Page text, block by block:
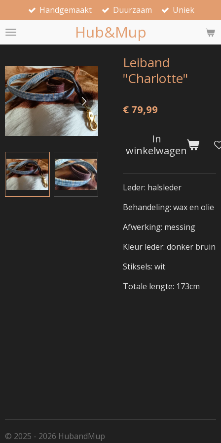
direct
naar
de
Hub&Mup
Handgemaakt Duurzaam Uniek
Leiband
"Charlotte"
€ 79,99
In
winkelwagen
Leder: halsleder
Behandeling: wax en olie
Afwerking: messing
Kleur leder: donker bruin
Stiksels: wit
Totale lengte: 173cm
© 2025 - 2026 HubandMup